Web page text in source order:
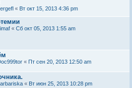
« Вт окт 15, 2013 4:36 pm
« Сб окт 05, 2013 1:55 am
« Пт сен 20, 2013 12:50 am
« Вт июн 25, 2013 10:28 pm